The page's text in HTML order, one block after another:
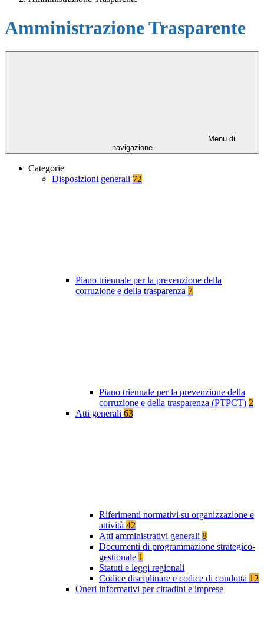
Amministrazione Trasparente
Menu di
navigazione
Categorie
Disposizioni generali 72
Piano triennale per la prevenzione della
corruzione e della trasparenza 7
Piano triennale per la prevenzione della
corruzione e della trasparenza (PTPCT) 2
Atti generali 63
Riferimenti normativi su organizzazione e
attività 42
Atti amministrativi generali 8
Documenti di programmazione strategico-
gestionale 1
Statuti e leggi regionali
Codice disciplinare e codice di condotta 12
Oneri informativi per cittadini e imprese